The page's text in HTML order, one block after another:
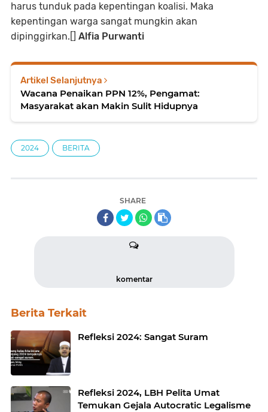
harus tunduk pada kepentingan koalisi. Maka
kepentingan warga sangat mungkin akan
dipinggirkan.[] Alfia Purwanti
Artikel Selanjutnya
Wacana Penaikan PPN 12%, Pengamat:
Masyarakat akan Makin Sulit Hidupnya
2024 BERITA
SHARE
komentar
Berita Terkait
Refleksi 2024: Sangat Suram
Refleksi 2024, LBH Pelita Umat
Temukan Gejala Autocratic Legalisme